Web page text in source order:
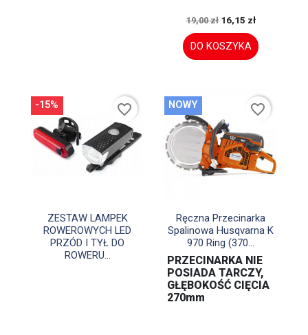
19,00 zł 16,15 zł
DO KOSZYKA
Szybki podgląd
ZESTAW LAMPEK
ROWEROWYCH LED
PRZÓD I TYŁ DO
ROWERU...
-15% favorite_border
Szybki podgląd
Ręczna Przecinarka
Spalinowa Husqvarna K
970 Ring (370...
PRZECINARKA NIE
POSIADA TARCZY,
GŁĘBOKOŚĆ CIĘCIA
270mm
NOWY favorite_border